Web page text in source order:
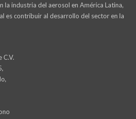
la industria del aerosol en América Latina,
es contribuir al desarrollo del sector en la
C.V.